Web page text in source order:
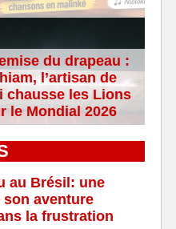
du drapeau :
l’artisan de
chausse les Lions
le Mondial 2026
au Brésil: une
son aventure
la frustration